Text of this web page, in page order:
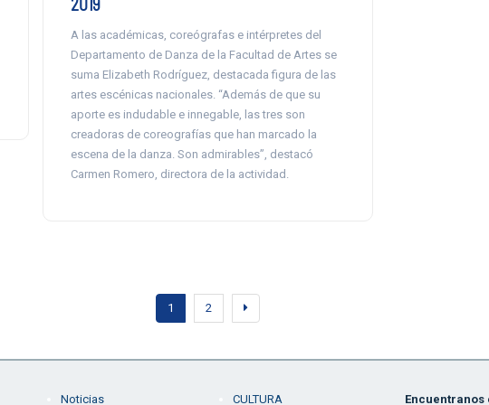
A las académicas, coreógrafas e intérpretes del
Departamento de Danza de la Facultad de Artes se
suma Elizabeth Rodríguez, destacada figura de las
artes escénicas nacionales. “Además de que su
aporte es indudable e innegable, las tres son
creadoras de coreografías que han marcado la
escena de la danza. Son admirables”, destacó
Carmen Romero, directora de la actividad.
1 2
Noticias CULTURA Encuentranos